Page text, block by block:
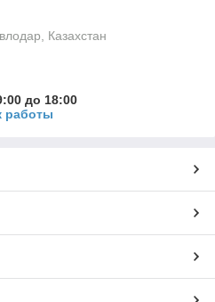
Казахстан
до 18:00
работы